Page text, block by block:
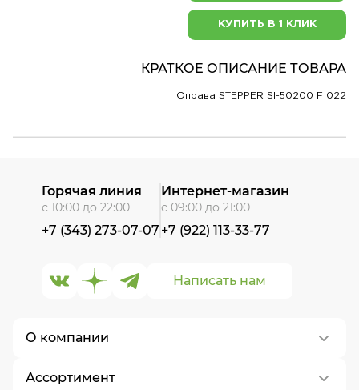
КУПИТЬ В 1 КЛИК
КРАТКОЕ ОПИСАНИЕ ТОВАРА
Оправа STEPPER SI-50200 F 022
О компании
О нас
Ассортимент
Написать нам
Горячая линия
с 10:00 до 22:00
+7 (343) 273-07-07
Интернет-магазин
с 09:00 до 21:00
+7 (922) 113-33-77